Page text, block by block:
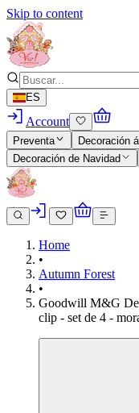
Skip to content
ES
Account
Preventa Decoración
Decoración de Navidad
Home
•
Autumn Forest
•
Goodwill M&G
clip - set de 4 -